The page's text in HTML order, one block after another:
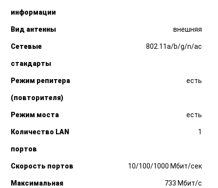
информации
Вид антенны внешняя
Сетевые
стандарты
802.11a/b/g/n/ac
Режим репитера
(повторителя)
есть
Режим моста есть
Количество LAN
портов
1
Скорость портов 10/100/1000 Мбит/сек
Максимальная 733 Мбит/с